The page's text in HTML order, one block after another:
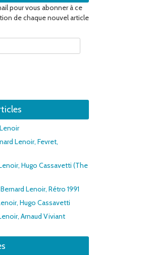
pour vous abonner à ce
de chaque nouvel article
Lenoir, Fevret,
Hugo Cassavetti (The
Lenoir, Rétro 1991
Hugo Cassavetti
Arnaud Viviant